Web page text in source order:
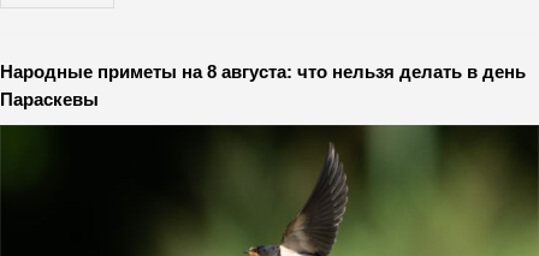
Народные приметы на 8 августа: что нельзя делать в день
Параскевы